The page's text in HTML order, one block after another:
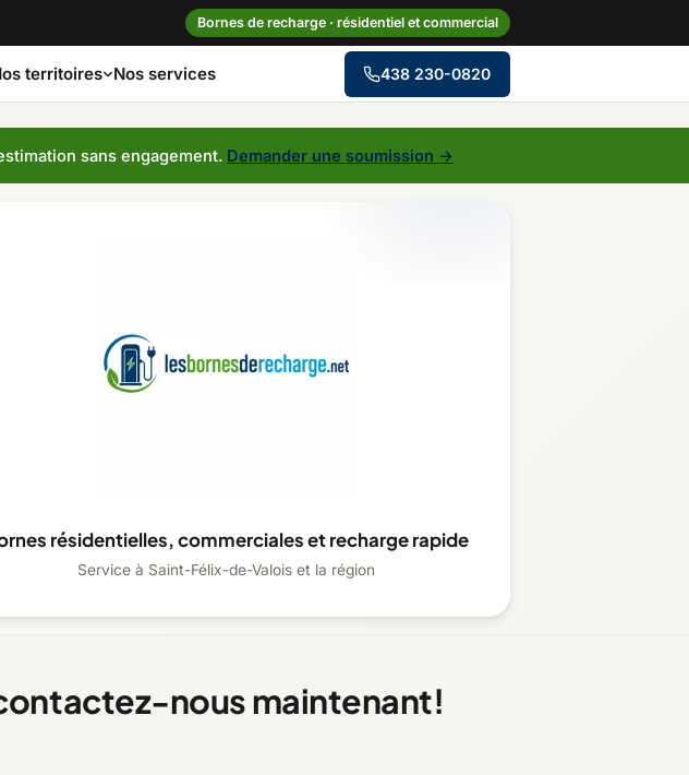
Bornes de recharge · résidentiel et commercial
territoires
Laval Mauricie
Nos services 438 230-0820
sans engagement. Demander une soumission →
résidentielles, commerciales et recharge rapide
Service à Saint-Félix-de-Valois et la région
nous maintenant!